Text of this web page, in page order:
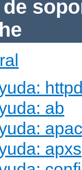
ab
apxs